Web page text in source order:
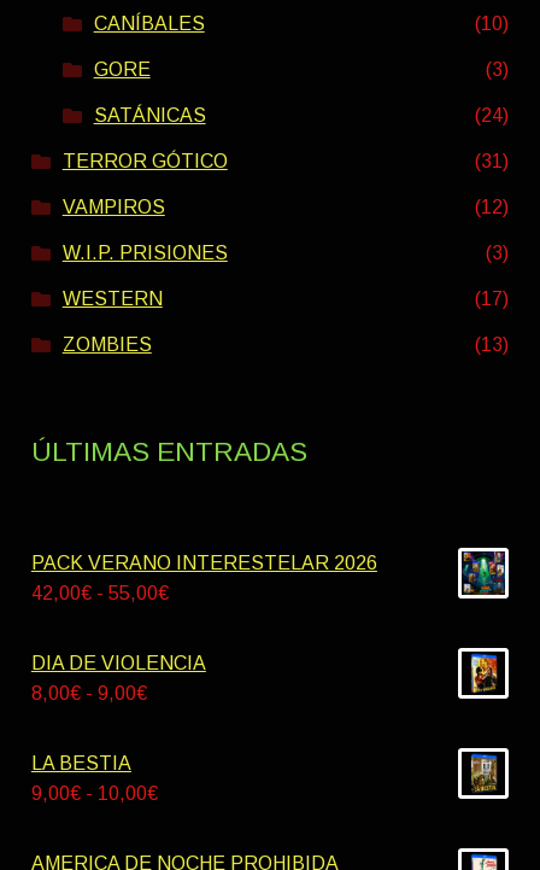
CANÍBALES (10)
GORE (3)
SATÁNICAS (24)
TERROR GÓTICO (31)
VAMPIROS (12)
W.I.P. PRISIONES (3)
WESTERN (17)
ZOMBIES (13)
ÚLTIMAS ENTRADAS
PACK VERANO INTERESTELAR 2026
42,00€ - 55,00€Rango
precios:
DIA DE VIOLENCIA
8,00€ - 9,00€Rango
desde
LA BESTIA
9,00€ - 10,00€Rango
precios:
AMERICA DE NOCHE PROHIBIDA